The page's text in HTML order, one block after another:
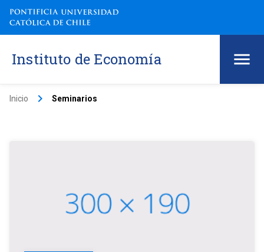
Instituto de Economía
Inicio keyboard_arrow_right Seminarios